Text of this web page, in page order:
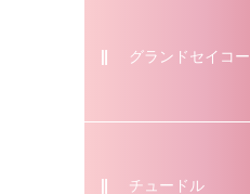
グランドセイコー
チュードル